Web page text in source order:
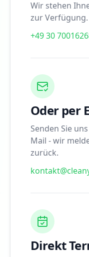
Wir stehen
zur Verfügung.
+49 30
Oder per
Senden Sie
Mail - wir
zurück.
Direkt